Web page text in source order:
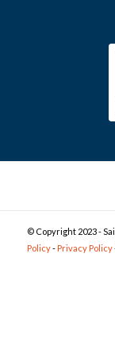
© Copyright 2023 -
Policy- Privacy Policy